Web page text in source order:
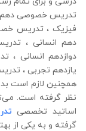
تدریس خصوصی دهم
فیزیک ، تدریس
دهم انسانی ،
دوازدهم انسانی
یازدهم تجربی ،
همچنین لازم است
نظر گرفته است.
اساتید تخصصی
گرفته و به یکی از